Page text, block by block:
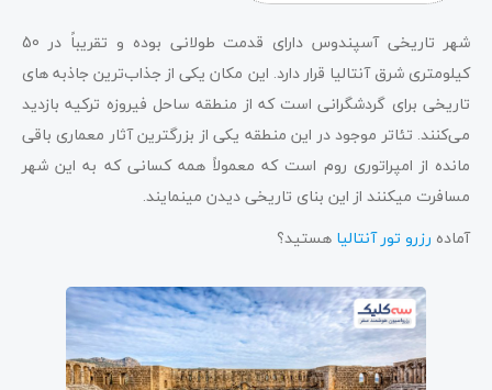
تور­­های آسپندوس
چرا باید شهر آسپنوس را برای مسافرت انتخاب کنیم؟
سخن پایانی
شهر تاریخی آسپندوس دارای قدمت طولانی بوده و تقریباً در 50
کیلومتری شرق آنتالیا قرار دارد. این مکان یکی از جذاب‌ترین جاذبه­ های
تاریخی برای گردشگرانی است که از منطقه ساحل فیروزه ترکیه بازدید
می‌کنند. تئاتر موجود در این منطقه یکی از بزرگترین آثار معماری باقی
مانده از امپراتوری روم است که معمولاً همه کسانی که به این شهر
مسافرت می­کنند از این بنای تاریخی دیدن می­نمایند.
آماده رزرو تور آنتالیا هستید؟